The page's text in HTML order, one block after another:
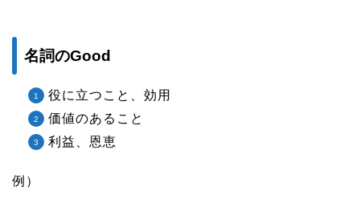
名詞のGood
役に立つこと、効用
価値のあること
利益、恩恵
例）